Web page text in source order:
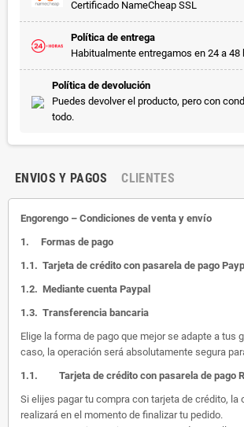
Certificado NameCheap SSL
Política de entrega
Habitualmente entregamos en 24 a 48
Política de devolución
Puedes devolver el producto, pero con
todo.
ENVIOS Y PAGOS CLIENTES
Engorengo – Condiciones de venta y envío
1. Formas de pago
1.1. Tarjeta de crédito con pasarela de pago
1.2. Mediante cuenta Paypal
1.3. Transferencia bancaria
Elige la forma de pago que mejor se adapte a tus
caso, la operación será absolutamente segura
1.1. Tarjeta de crédito con pasarela de pago
Si elijes pagar tu compra con tarjeta de crédito, la
realizará en el momento de finalizar tu pedido.